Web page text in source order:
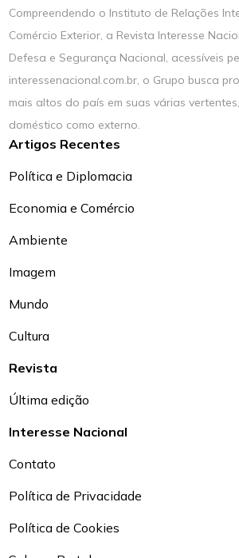
Compreendendo o Instituto de Relações
Comércio Exterior, a Revista Interesse
Defesa e Segurança Nacional, acessíveis
interessenacional.com.br, o Grupo busca
mais altos do país em suas várias
doméstico como externo.
Artigos Recentes
Política e Diplomacia
Economia e Comércio
Ambiente
Imagem
Mundo
Cultura
Revista
Última edição
Interesse Nacional
Contato
Política de Privacidade
Política de Cookies